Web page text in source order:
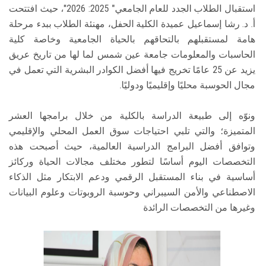
سجل الان
استقبال الطلاب الجدد للعام الجامعي" 2025: 2026"، حيث افتتحت
أ. د. رشا إسماعيل عميدة الكلية الحفل، مهنئة الطلاب ببدء مرحلة
هامة لمستقبلهم بالتحاقهم بالحياة الجامعية وخاصة كلية
الحاسبات والمعلومات جامعة عين شمس لما لها من تاريخ عريق
يزيد عن 25 عامًا تخريج فيها أفضل الكوادر البشرية التي تعمل في
مجال الحوسبة محليًا وإقليميًا ودوليًا.
ونوّه إلى طبيعة الدراسة بالكلية من خلال برامجها العشر
المتميزة؛ والتي تلبي احتياجات سوق العمل المحلي والإقليمي
وتوافق أفضل البرامج الدراسية العالمية، حيث أصبحت هذه
التخصصات اليوم أساسًا لتطور مختلف مجالات الحياة وركائز
أساسية في بناء المستقبل الرقمي ودعم الابتكار مثل الذكاء
الاصطناعي والأمن السيبراني وحوسبة الروبوتات وعلوم البيانات
وغيرها من التخصصات الرائدة